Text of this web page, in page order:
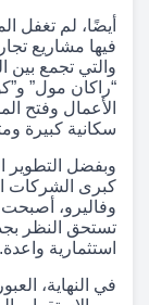
أيضًا، لم تغفل
والتي تجمع بين
“راكان مول”
الأعمال وفتح
سكانية كبيرة
وبفضل التطوير
كبرى الشركات
وفاليرو، أصبحت
تستحق النظر
استثمارية واعدة.
في النهاية،